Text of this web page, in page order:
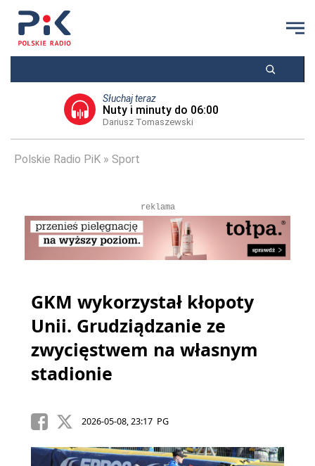
Słuchaj teraz
Nuty i minuty do 06:00
Dariusz Tomaszewski
Polskie Radio PiK Sport
reklama
GKM wykorzystał kłopoty
Unii. Grudziądzanie ze
zwycięstwem na własnym
stadionie
2026-05-08, 23:17 PG